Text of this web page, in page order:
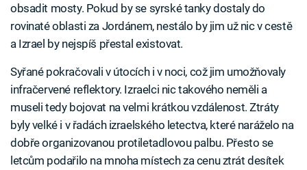
obsadit mosty. Pokud by se syrské tanky dostaly do
rovinaté oblasti za Jordánem, nestálo by jim už nic v cestě
a Izrael by nejspíš přestal existovat.
Syřané pokračovali v útocích i v noci, což jim umožňovaly
infračervené reflektory. Izraelci nic takového neměli a
museli tedy bojovat na velmi krátkou vzdálenost. Ztráty
byly velké i v řadách izraelského letectva, které naráželo na
dobře organizovanou protiletadlovou palbu. Přesto se
letcům podařilo na mnoha místech za cenu ztrát desítek